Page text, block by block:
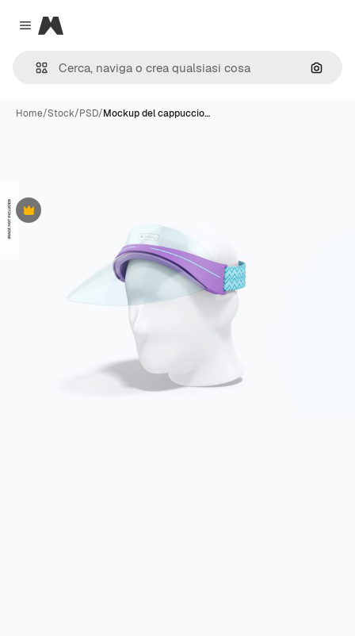
Close menu
Magnific
Cerca
Home/Stock/PSD/Mockup del cappuccio…
Premium